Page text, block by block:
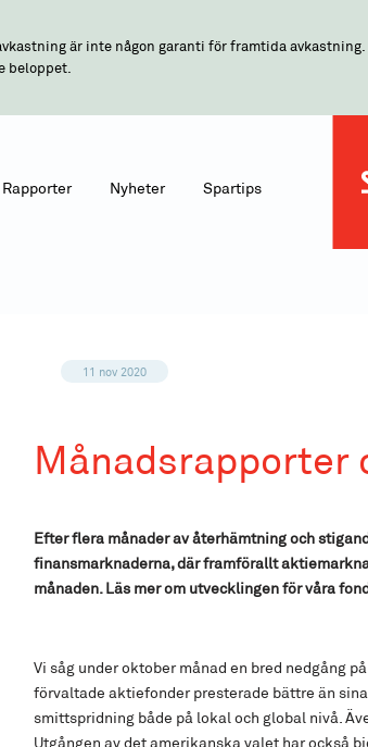
är inte någon garanti för framtida
beloppet.
Rapporter Nyheter Spartips
11 nov 2020
Månadsrapporter
Efter flera månader av återhämtning och
finansmarknaderna, där framförallt
månaden. Läs mer om utvecklingen för våra
Vi såg under oktober månad en bred nedgång
förvaltade aktiefonder presterade bättre än
smittspridning både på lokal och global nivå.
Utgången av det amerikanska valet har också